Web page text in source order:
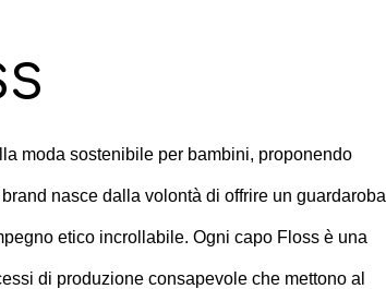
moda sostenibile per bambini, proponendo
brand nasce dalla volontà di offrire un guardaroba
etico incrollabile. Ogni capo Floss è una
di produzione consapevole che mettono al